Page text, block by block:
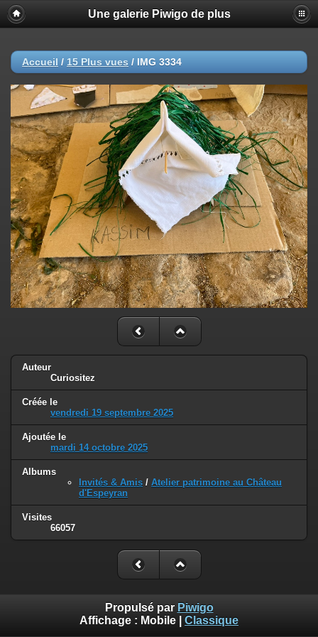
Une galerie Piwigo de plus
Accueil / 15 Plus vues / IMG 3334
Auteur
Curiositez
Créée le
vendredi 19 septembre 2025
Ajoutée le
mardi 14 octobre 2025
Albums
Invités & Amis / Atelier patrimoine au Château
d'Espeyran
Visites
66057
Propulsé par Piwigo
Affichage : Mobile Classique